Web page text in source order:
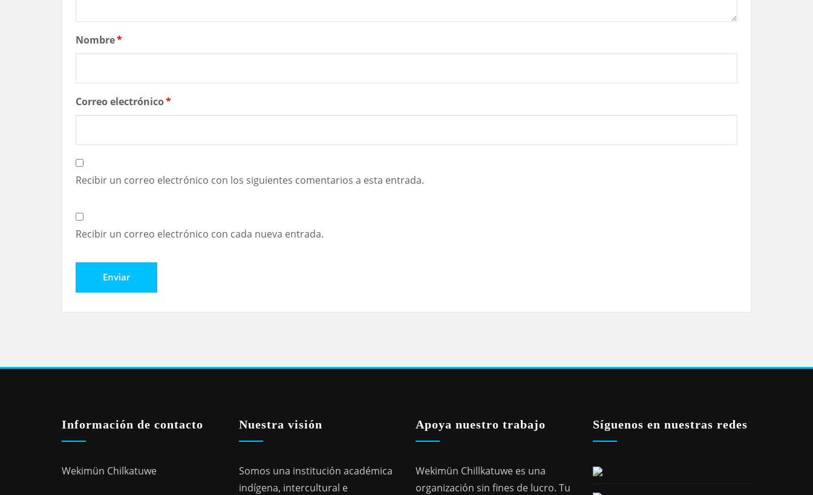
Nombre*
Correo electrónico*
Recibir un correo electrónico con los siguientes comentarios a esta entrada.
Recibir un correo electrónico con cada nueva entrada.
Información de contacto
Wekimün Chilkatuwe
Nuestra visión
Somos una institución académica
indígena, intercultural e
Apoya nuestro trabajo
Wekimün Chillkatuwe es una
organización sin fines de lucro. Tu
Síguenos en nuestras redes